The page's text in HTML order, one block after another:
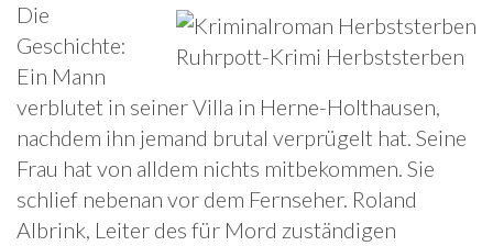
Ruhrpott-Krimi Herbststerben
Die
Geschichte:
Ein Mann
verblutet in seiner Villa in Herne-Holthausen,
nachdem ihn jemand brutal verprügelt hat. Seine
Frau hat von alldem nichts mitbekommen. Sie
schlief nebenan vor dem Fernseher. Roland
Albrink, Leiter des für Mord zuständigen